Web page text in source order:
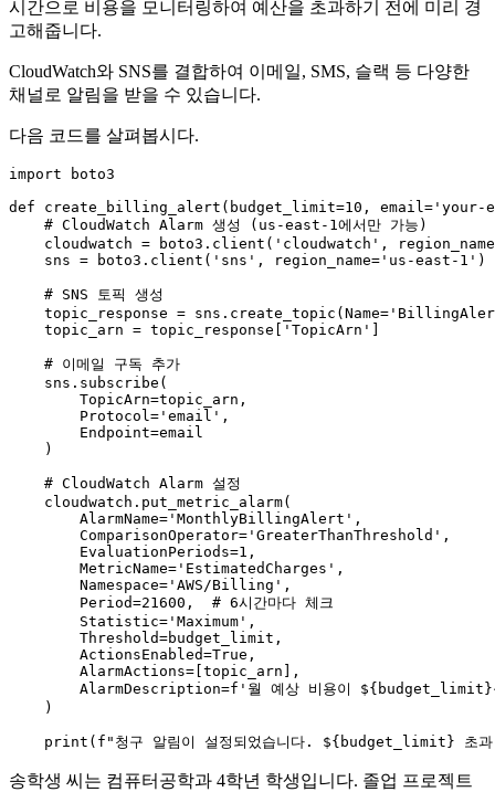
시간으로 비용을 모니터링하여 예산을 초과하기 전에 미리 경
고해줍니다.
CloudWatch와 SNS를 결합하여 이메일, SMS, 슬랙 등 다양한
채널로 알림을 받을 수 있습니다.
다음 코드를 살펴봅시다.
import boto3
def
create_billing_alert ( budget_limit=10 , email= 'your-
# CloudWatch Alarm 생성 (us-east-1에서만 가능)
    cloudwatch = boto3.client(
'cloudwatch' ,
    sns = boto3.client(
'sns' , region_name= 'us-east-1' )
# SNS 토픽 생성
    topic_response = sns.create_topic(Name=
    topic_arn = topic_response[
'TopicArn'
# 이메일 구독 추가
    sns.subscribe(
        TopicArn=topic_arn,
        Protocol=
'email' ,
        Endpoint=email
    )
# CloudWatch Alarm 설정
    cloudwatch.put_metric_alarm(
        AlarmName=
'MonthlyBillingAlert' ,
        ComparisonOperator=
'GreaterThanThreshold' ,
        EvaluationPeriods=
1 ,
        MetricName=
'EstimatedCharges' ,
        Namespace=
'AWS/Billing' ,
        Period=
21600 , # 6시간마다 체크
        Statistic=
'Maximum' ,
        Threshold=budget_limit,
        ActionsEnabled=
True ,
        AlarmActions=[topic_arn],
        AlarmDescription=
f'월 예상 비용이 ${budget_limit}
    )
print ( f"청구 알림이 설정되었습니다. ${budget_limit} 초
송학생 씨는 컴퓨터공학과 4학년 학생입니다. 졸업 프로젝트